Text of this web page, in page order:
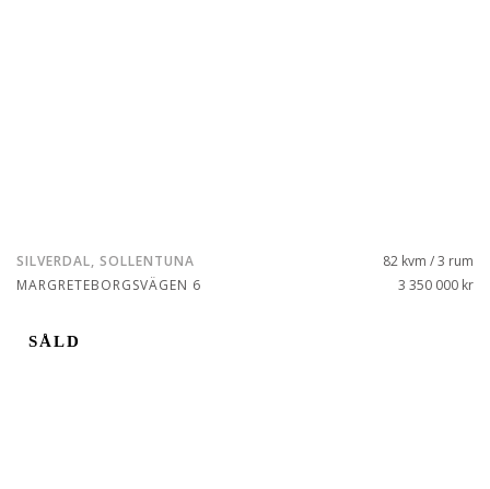
SILVERDAL, SOLLENTUNA
MARGRETEBORGSVÄGEN 6
82 kvm / 3 rum
3 350 000 kr
SÅLD